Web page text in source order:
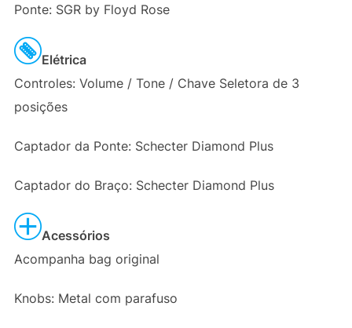
Ponte: SGR by Floyd Rose
Elétrica
Controles: Volume / Tone / Chave Seletora de 3
posições
Captador da Ponte: Schecter Diamond Plus
Captador do Braço: Schecter Diamond Plus
Acessórios
Acompanha bag original
Knobs: Metal com parafuso